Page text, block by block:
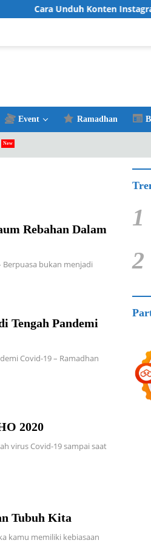
Cara Unduh Konten
Event Ramadhan
Rebahan Dalam
Berpuasa bukan menjadi
Tengah Pandemi
Covid-19 – Ramadhan
2020
virus Covid-19 sampai saat
Tubuh Kita
kamu memiliki kebiasaan
1
2